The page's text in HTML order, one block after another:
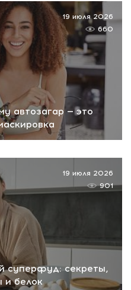
автозагар — это
19 июля 2026
660
суперфуд: секреты,
и белок
19 июля 2026
901